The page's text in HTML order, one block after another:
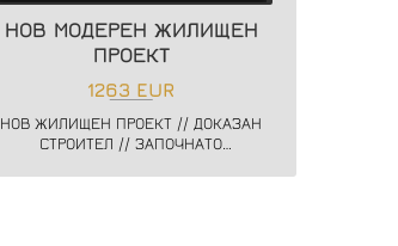
НОВ МОДЕРЕН ЖИЛИЩЕН
ПРОЕКТ
1263 EUR
НОВ ЖИЛИЩЕН ПРОЕКТ // ДОКАЗАН
СТРОИТЕЛ // ЗАПОЧНАТО
НА ПЛАЩАНЕ // СХЕМА - 20/80